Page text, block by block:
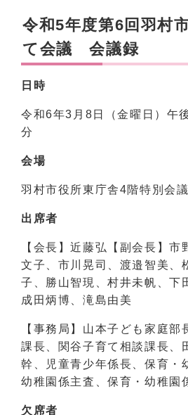
令和5年度第6回羽村
て会議 会議録
日時
令和6年3月8日（金曜日）午
分
会場
羽村市役所東庁舎4階特別会
出席者
【会長】近藤弘【副会長】市
文子、市川晃司、渡邉智美、
子、勝山智現、村井未帆、下
成田炳博、滝島由美
【事務局】山本子ども家庭部
課長、関谷子育て相談課長、
幹、児童青少年係長、保育・
幼稚園係主査、保育・幼稚園
欠席者